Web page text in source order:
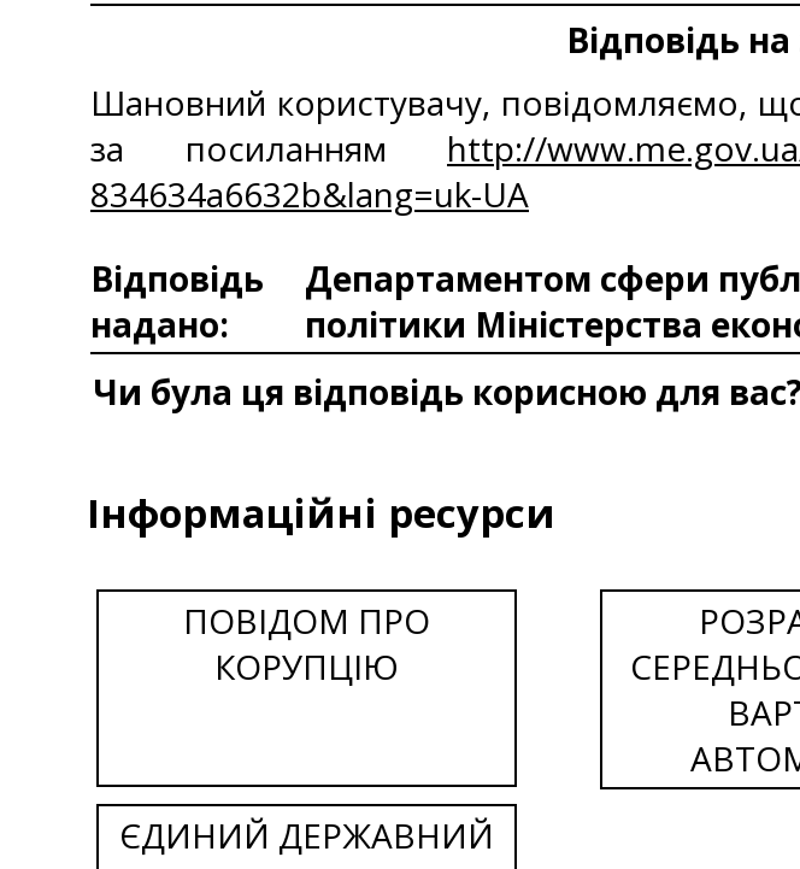
Відповідь
Шановний користувачу, повідомляємо,
за посиланням http://
834634a6632b&lang=uk-UA
Відповідь
надано:
Департаментом сфери
політики Міністерства
Чи була ця відповідь корисною для
Інформаційні ресурси
ПОВІДОМ ПРО
КОРУПЦІЮ
ЄДИНИЙ ДЕРЖАВНИЙ